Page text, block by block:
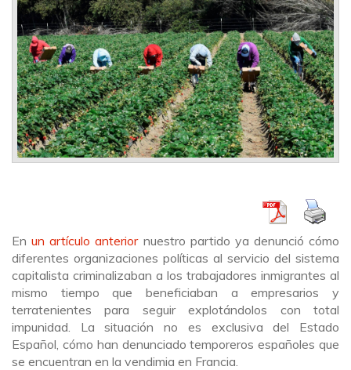
Enun artículo anteriornuestro partido ya denunció cómo
diferentes organizaciones políticas al servicio del sistema
capitalista criminalizaban a los trabajadores inmigrantes al
mismo tiempo que beneficiaban a empresarios y
terratenientes para seguir explotándolos con total
impunidad. La situación no es exclusiva del Estado
Español, cómo han denunciado temporeros españoles que
se encuentran en la vendimia en Francia.